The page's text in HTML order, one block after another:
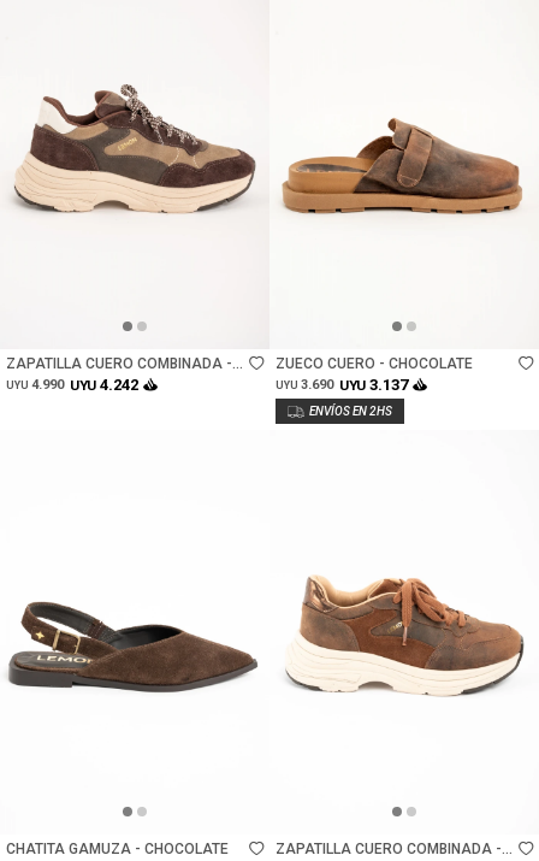
ZAPATILLA CUERO COMBINADA -
CHOCOLATE
UYU 4.990 UYU 4.242
ZUECO CUERO - CHOCOLATE
UYU 3.690 UYU 3.137
CHATITA GAMUZA - CHOCOLATE
ZAPATILLA CUERO COMBINADA -